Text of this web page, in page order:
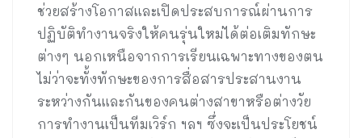
ช่วยสร้างโอกาสและเปิดประสบการณ์ผ่านการ
ปฏิบัติทำงานจริงให้คนรุ่นใหม่ได้ต่อเติมทักษะ
ต่างๆ นอกเหนือจากการเรียนเฉพาะทางของตน
ไม่ว่าจะทั้งทักษะของการสื่อสารประสานงาน
ระหว่างกันและกันของคนต่างสาขาหรือต่างวัย
การทำงานเป็นทีมเวิร์ก ฯลฯ ซึ่งจะเป็นประโยชน์